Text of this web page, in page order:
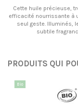
Cette huile précieuse,
efficacité nourrissante à
seul geste. Illuminés,
subtile
PRODUITS QUI
Bio